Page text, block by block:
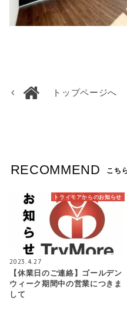
トップページへ
RECOMMEND こち
トライモアからのお知らせ
2023.4.27
【休業日のご連絡】ゴールデン
ウィーク期間中の営業につきま
して